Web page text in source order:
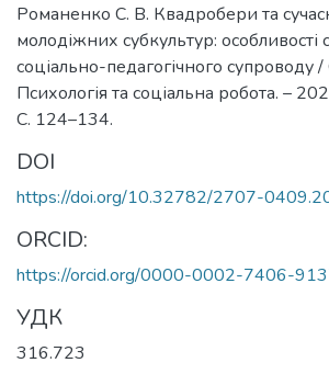
Романенко С. В. Квадробери та
молодіжних субкультур: особливості
соціально-педагогічного
Психологія та соціальна робота. –
С. 124–134.
DOI
https://doi.org/10.32782/2707-
ORCID:
https://orcid.org/0000-0002-7406-
УДК
316.723